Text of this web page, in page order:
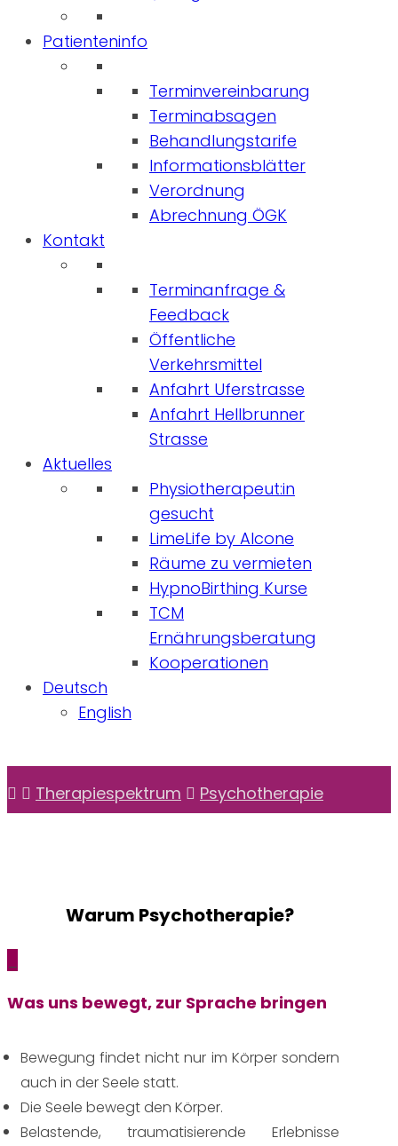
Patienteninfo
Terminvereinbarung
Terminabsagen
Behandlungstarife
Informationsblätter
Verordnung
Abrechnung ÖGK
Kontakt
Terminanfrage &
Feedback
Öffentliche
Verkehrsmittel
Anfahrt Uferstrasse
Anfahrt Hellbrunner
Strasse
Aktuelles
Physiotherapeut:in
gesucht
LimeLife by Alcone
Räume zu vermieten
HypnoBirthing Kurse
TCM
Ernährungsberatung
Kooperationen
Deutsch
English
Therapiespektrum Psychotherapie
Warum Psychotherapie?
Was uns bewegt, zur Sprache bringen
Bewegung findet nicht nur im Körper sondern
auch in der Seele statt.
Die Seele bewegt den Körper.
Belastende, traumatisierende Erlebnisse